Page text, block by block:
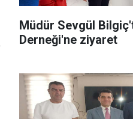
Müdür Sevgül
Derneği'ne ziyaret